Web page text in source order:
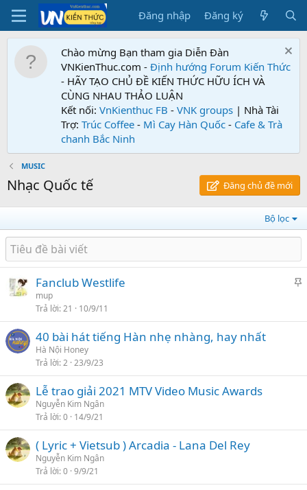
Đăng nhập Đăng ký
Chào mừng Bạn tham gia Diễn Đàn
VNKienThuc.com - Định hướng Forum Kiến Thức
- HÃY TẠO CHỦ ĐỀ KIẾN THỨC HỮU ÍCH VÀ
CÙNG NHAU THẢO LUẬN
Kết nối: VnKienthuc FB - VNK groups | Nhà Tài
Trợ: Trúc Coffee - Mì Cay Hàn Quốc - Cafe & Trà
chanh Bắc Ninh
MUSIC
Nhạc Quốc tế Đăng chủ đề mới
Bộ lọc
Fanclub Westlife
mup
Trả lời 21 10/9/11
40 bài hát tiếng Hàn nhẹ nhàng, hay nhất
Hà Nội Honey
Trả lời 2 23/9/23
Lễ trao giải 2021 MTV Video Music Awards
Nguyễn Kim Ngân
Trả lời 0 14/9/21
( Lyric + Vietsub ) Arcadia - Lana Del Rey
Nguyễn Kim Ngân
Trả lời 0 9/9/21